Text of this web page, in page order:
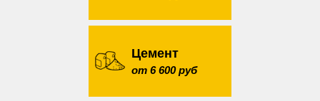
Цемент
от 6 600 руб